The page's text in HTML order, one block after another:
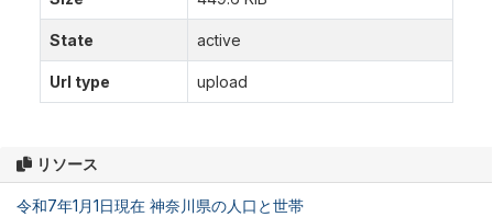
リソース
令和7年1月1日現在 神奈川県の人口と世帯
State active
Url type upload